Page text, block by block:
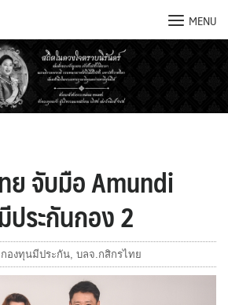
MENU
ย จับมือ Amundi
ระกันกอง 2
กองทุนมีประกัน บลจ.กสิกรไทย